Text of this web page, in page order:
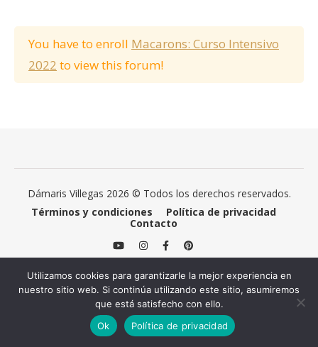
You have to enroll Macarons: Curso Intensivo
2022 to view this forum!
Dámaris Villegas 2026 © Todos los derechos reservados.
Términos y condiciones
Política de privacidad
Contacto
Utilizamos cookies para garantizarle la mejor experiencia en
nuestro sitio web. Si continúa utilizando este sitio, asumiremos
que está satisfecho con ello.
Ok
Política de privacidad